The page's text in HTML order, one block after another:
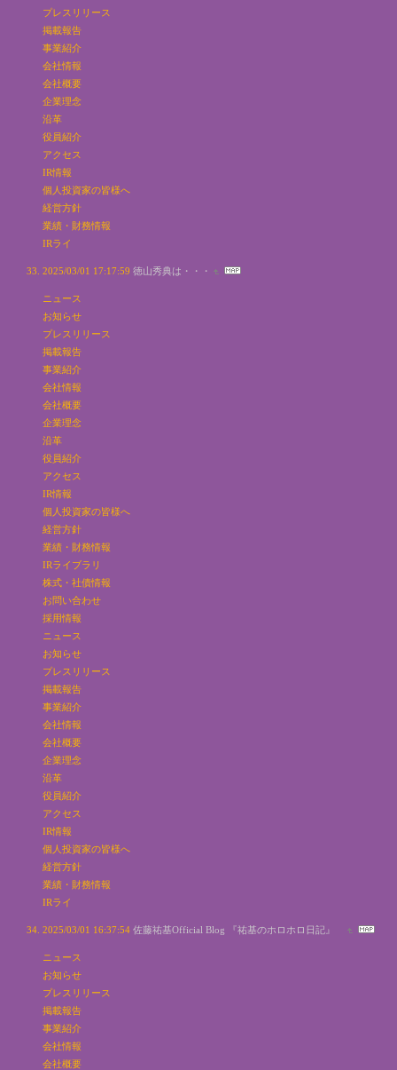
プレスリリース
掲載報告
事業紹介
会社情報
会社概要
企業理念
沿革
役員紹介
アクセス
IR情報
個人投資家の皆様へ
経営方針
業績・財務情報
IRライ
2025/03/01 17:17:59 徳山秀典は・・・
ニュース
お知らせ
プレスリリース
掲載報告
事業紹介
会社情報
会社概要
企業理念
沿革
役員紹介
アクセス
IR情報
個人投資家の皆様へ
経営方針
業績・財務情報
IRライブラリ
株式・社債情報
お問い合わせ
採用情報
ニュース
お知らせ
プレスリリース
掲載報告
事業紹介
会社情報
会社概要
企業理念
沿革
役員紹介
アクセス
IR情報
個人投資家の皆様へ
経営方針
業績・財務情報
IRライ
2025/03/01 16:37:54 佐藤祐基Official Blog 『祐基のホロホロ日記』
ニュース
お知らせ
プレスリリース
掲載報告
事業紹介
会社情報
会社概要